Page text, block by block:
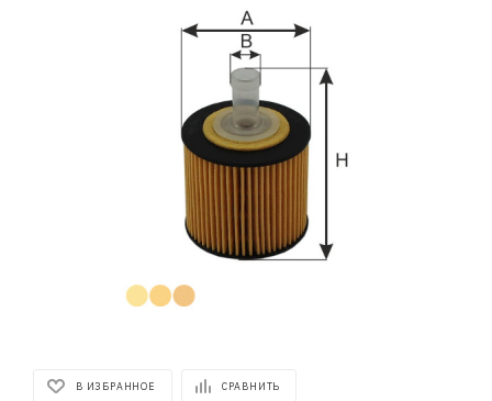
В ИЗБРАННОЕ СРАВНИТЬ